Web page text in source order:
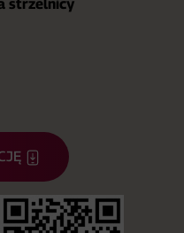
strzelnicy